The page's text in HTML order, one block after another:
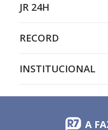
JR 24H
RECORD
INSTITUCIONAL
A